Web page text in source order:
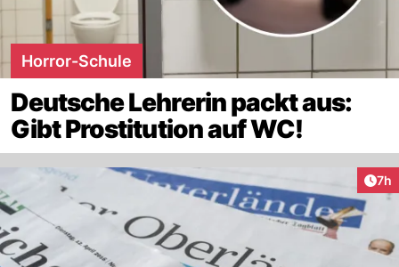
Horror-Schule
Deutsche Lehrerin packt aus:
Gibt Prostitution auf WC!
7h